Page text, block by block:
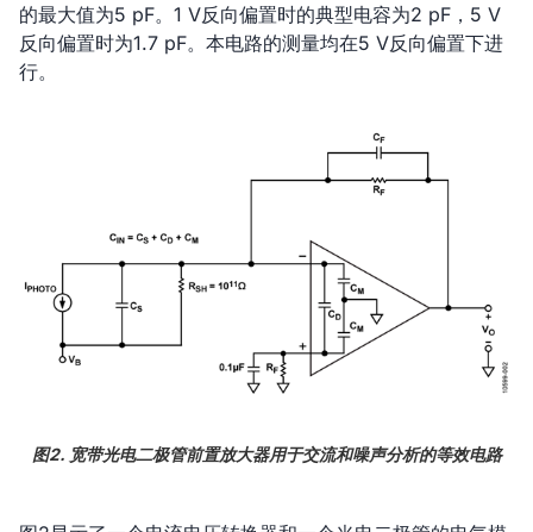
的最大值为5 pF。1 V反向偏置时的典型电容为2 pF，5 V
反向偏置时为1.7 pF。本电路的测量均在5 V反向偏置下进
行。
图2. 宽带光电二极管前置放大器用于交流和噪声分析的等效电路